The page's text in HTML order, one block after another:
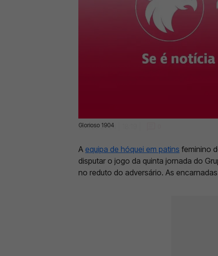
Glorioso 1904
24 Fev 2024 | 18:19 |
A equipa de hóquei em patins feminino
disputar o jogo da quinta jornada do
no reduto do adversário. As encarnadas